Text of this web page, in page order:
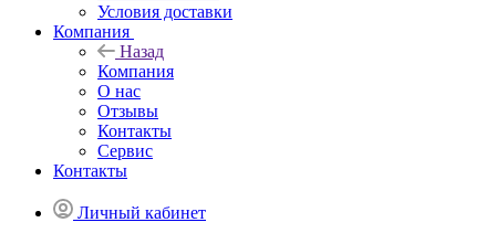
Условия доставки
Компания
Назад
Компания
О нас
Отзывы
Контакты
Сервис
Контакты
Личный кабинет